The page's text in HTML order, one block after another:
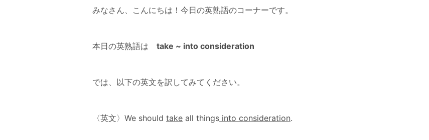
みなさん、こんにちは！今日の英熟語のコーナーです。
本日の英熟語は take ~ into consideration
では、以下の英文を訳してみてください。
〈英文〉We should take all things into consideration.